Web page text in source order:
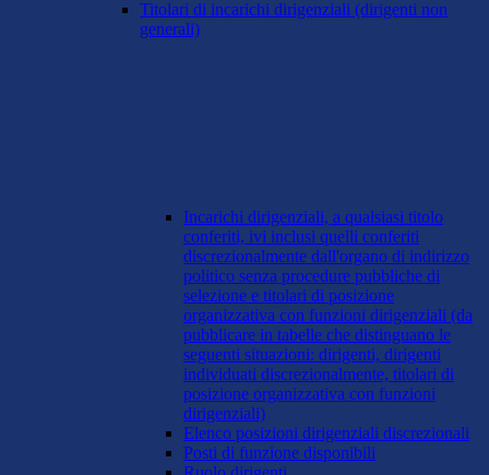
Titolari di incarichi dirigenziali (dirigenti non
generali)
Incarichi dirigenziali, a qualsiasi titolo
conferiti, ivi inclusi quelli conferiti
discrezionalmente dall'organo di indirizzo
politico senza procedure pubbliche di
selezione e titolari di posizione
organizzativa con funzioni dirigenziali (da
pubblicare in tabelle che distinguano le
seguenti situazioni: dirigenti, dirigenti
individuati discrezionalmente, titolari di
posizione organizzativa con funzioni
dirigenziali)
Elenco posizioni dirigenziali discrezionali
Posti di funzione disponibili